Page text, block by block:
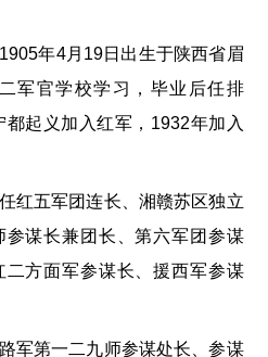
年4月19日出生于陕西省眉
军官学校学习，毕业后任排
起义加入红军，1932年加入
红五军团连长、湘赣苏区独立
谋长兼团长、第六军团参谋
方面军参谋长、援西军参谋
军第一二九师参谋处长、参谋